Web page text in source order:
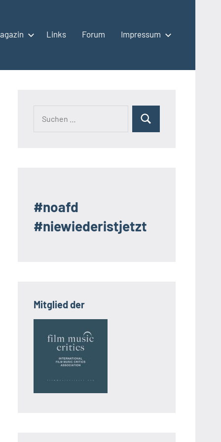
Links Forum Impressum
Suchen
#noafd
#niewiederistjetzt
Mitglied der